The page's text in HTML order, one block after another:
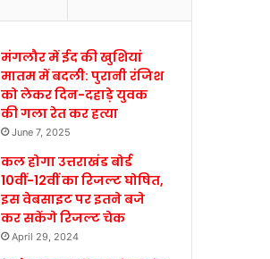
मंगलौर में ईद की खुशियां
मातम में बदली: पुरानी रंजिश
को लेकर दिन-दहाड़े युवक
की गला रेत कर हत्या
June 7, 2025
कल होगा उत्तराखंड बोर्ड
10वीं-12वीं का रिजल्ट घोषित,
इस वेबसाइट पर इतने बजे
कर सकेंगे रिजल्ट चेक
April 29, 2024